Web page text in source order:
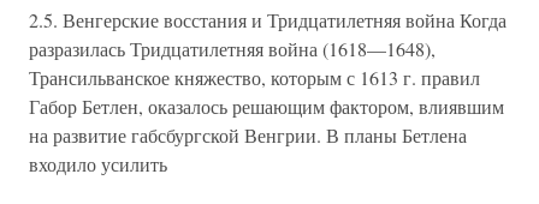
2.5. Венгерские восстания и Тридцатилетняя война Когда
разразилась Тридцатилетняя война (1618—1648),
Трансильванское княжество, которым с 1613 г. правил
Габор Бетлен, оказалось решающим фактором, влиявшим
на развитие габсбургской Венгрии. В планы Бетлена
входило усилить